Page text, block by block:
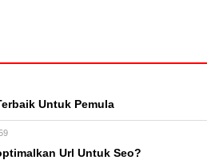
Untuk Pemula
Url Untuk Seo?